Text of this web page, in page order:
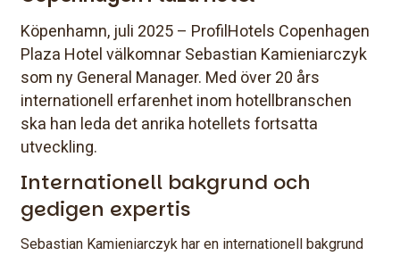
Köpenhamn, juli 2025 – ProfilHotels Copenhagen
Plaza Hotel välkomnar Sebastian Kamieniarczyk
som ny General Manager. Med över 20 års
internationell erfarenhet inom hotellbranschen
ska han leda det anrika hotellets fortsatta
utveckling.
Internationell bakgrund och
gedigen expertis
Sebastian Kamieniarczyk har en internationell bakgrund